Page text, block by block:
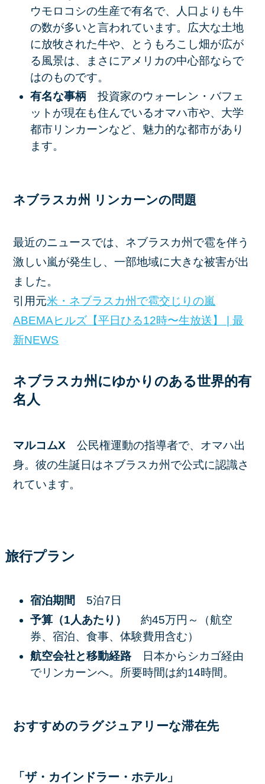
ウモロコシの生産で有名で、人口よりも牛
の数が多いと言われています。広大な土地
に放牧された牛や、とうもろこし畑が広が
る風景は、まさにアメリカの中心部ならで
はのものです。
有名な事柄 投資家のウォーレン・バフェ
ットが現在も住んでいるオマハ市や、大学
都市リンカーンなど、魅力的な都市があり
ます。
ネブラスカ州 リンカーンの問題
最近のニュースでは、ネブラスカ州で雹を伴う
激しい嵐が発生し、一部地域に大きな被害が出
ました。
引用元米・ネブラスカ州で雹交じりの嵐
ABEMAヒルズ【平日ひる12時〜生放送】 | 最
新NEWS
ネブラスカ州にゆかりのある世界的有
名人
マルコムX公民権運動の指導者で、オマハ出
身。彼の生誕日はネブラスカ州で公式に認識さ
れています。
旅行プラン
宿泊期間 5泊7日
予算（1人あたり）
約45万円～（航空
券、宿泊、食事、体験費用含む）
航空会社と移動経路
日本からシカゴ経由
でリンカーンへ。所要時間は約14時間。
おすすめのラグジュアリーな滞在先
「ザ・カインドラー・ホテル」